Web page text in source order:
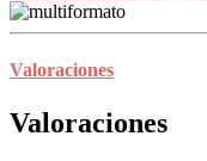
Valoraciones
Valoraciones